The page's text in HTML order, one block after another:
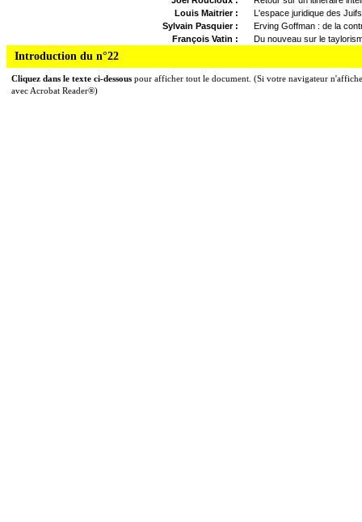
Louis Maitrier :
L'espace juridique des
Sylvain Pasquier :
Erving Goffman : de la
François Vatin :
Du nouveau sur le
Introduction du n°22
Cliquez dans le texte ci-dessous pour afficher tout le document. (Si votre navigateur
avec Acrobat Reader®)